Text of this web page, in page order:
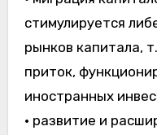
стимулируется
рынков капитала,
приток,
иностранных
• развитие и